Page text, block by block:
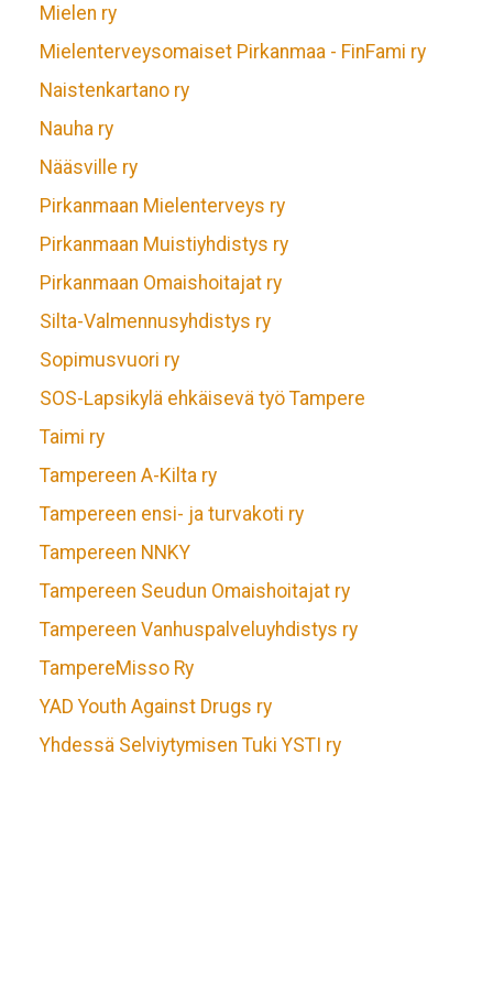
Mielen ry
Mielenterveysomaiset Pirkanmaa - FinFami ry
Naistenkartano ry
Nauha ry
Nääsville ry
Pirkanmaan Mielenterveys ry
Pirkanmaan Muistiyhdistys ry
Pirkanmaan Omaishoitajat ry
Silta-Valmennusyhdistys ry
Sopimusvuori ry
SOS-Lapsikylä ehkäisevä työ Tampere
Taimi ry
Tampereen A-Kilta ry
Tampereen ensi- ja turvakoti ry
Tampereen NNKY
Tampereen Seudun Omaishoitajat ry
Tampereen Vanhuspalveluyhdistys ry
TampereMisso Ry
YAD Youth Against Drugs ry
Yhdessä Selviytymisen Tuki YSTI ry